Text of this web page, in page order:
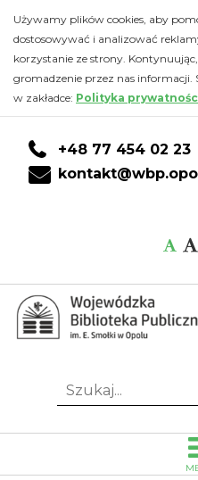
Kalendarz
Biblioteka
Publiczna
Emanuela
Smołki
w
Opolu
do
głównej
treści
DO
KONTA
CZYTELNIKA
DO
WYSZUKIWARKI
do
stopki
Używamy plików cookies, aby
dostosowywać i analizować
korzystanie ze strony.
gromadzenie przez nas informacji.
w zakładce: Polityka
+48 77 454 02 23
Szukaj...